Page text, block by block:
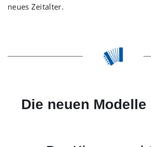
neues Zeitalter.
Die neuen